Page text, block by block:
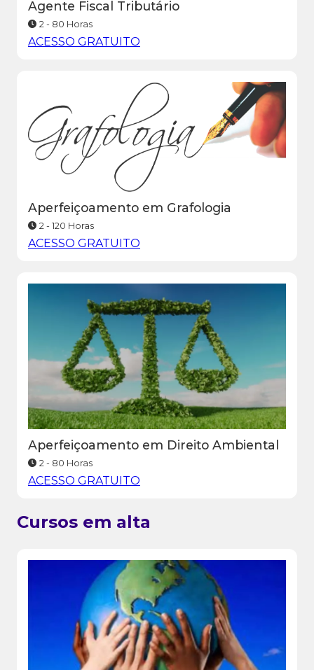
Agente Fiscal Tributário
2 - 80 Horas
ACESSO GRATUITO
Aperfeiçoamento em Grafologia
2 - 120 Horas
ACESSO GRATUITO
Aperfeiçoamento em Direito Ambiental
2 - 80 Horas
ACESSO GRATUITO
Cursos em alta